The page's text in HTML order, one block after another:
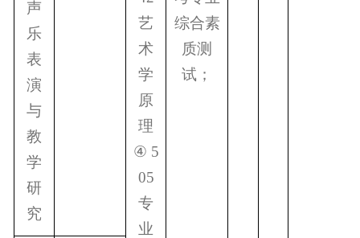
艺
术
学
原
理
④ 5
05
专
业
综合素
质测
试；
声
乐
表
演
与
教
学
研
究